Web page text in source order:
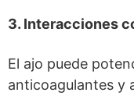
3. Interacciones
El ajo puede
anticoagulantes y